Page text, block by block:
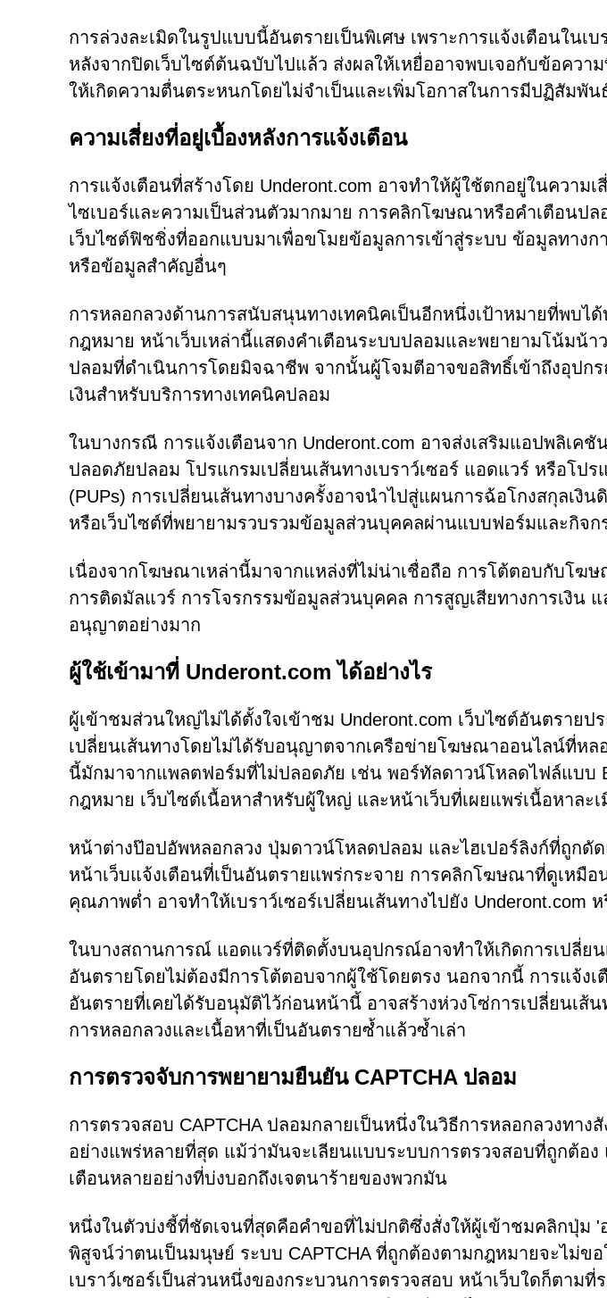
การล่วงละเมิดในรูปแบบนี้อันตรายเป็นพิเศษ เพราะการแจ้งเตือนในเ
หลังจากปิดเว็บไซต์ต้นฉบับไปแล้ว ส่งผลให้เหยื่ออาจพบเจอกับข้อควา
ให้เกิดความตื่นตระหนกโดยไม่จำเป็นและเพิ่มโอกาสในการมีปฏิสัมพั
ความเสี่ยงที่อยู่เบื้องหลังการแจ้งเตือน
การแจ้งเตือนที่สร้างโดย Underont.com อาจทำให้ผู้ใช้ตกอยู่ในความ
ไซเบอร์และความเป็นส่วนตัวมากมาย การคลิกโฆษณาหรือคำเตือนปล
เว็บไซต์ฟิชชิ่งที่ออกแบบมาเพื่อขโมยข้อมูลการเข้าสู่ระบบ ข้อมูลทางก
หรือข้อมูลสำคัญอื่นๆ
การหลอกลวงด้านการสนับสนุนทางเทคนิคเป็นอีกหนึ่งเป้าหมายที่พบไ
กฎหมาย หน้าเว็บเหล่านี้แสดงคำเตือนระบบปลอมและพยายามโน้มน้
ปลอมที่ดำเนินการโดยมิจฉาชีพ จากนั้นผู้โจมตีอาจขอสิทธิ์เข้าถึงอุปกร
เงินสำหรับบริการทางเทคนิคปลอม
ในบางกรณี การแจ้งเตือนจาก Underont.com อาจส่งเสริมแอปพลิเค
ปลอดภัยปลอม โปรแกรมเปลี่ยนเส้นทางเบราว์เซอร์ แอดแวร์ หรือโป
(PUPs) การเปลี่ยนเส้นทางบางครั้งอาจนำไปสู่แผนการฉ้อโกงสกุลเงิ
หรือเว็บไซต์ที่พยายามรวบรวมข้อมูลส่วนบุคคลผ่านแบบฟอร์มและกิจก
เนื่องจากโฆษณาเหล่านี้มาจากแหล่งที่ไม่น่าเชื่อถือ การโต้ตอบกับโฆษ
การติดมัลแวร์ การโจรกรรมข้อมูลส่วนบุคคล การสูญเสียทางการเงิน
อนุญาตอย่างมาก
ผู้ใช้เข้ามาที่ Underont.com ได้อย่างไร
ผู้เข้าชมส่วนใหญ่ไม่ได้ตั้งใจเข้าชม Underont.com เว็บไซต์อันตรายป
เปลี่ยนเส้นทางโดยไม่ได้รับอนุญาตจากเครือข่ายโฆษณาออนไลน์ที่หลอ
นี้มักมาจากแพลตฟอร์มที่ไม่ปลอดภัย เช่น พอร์ทัลดาวน์โหลดไฟล์แบบ
กฎหมาย เว็บไซต์เนื้อหาสำหรับผู้ใหญ่ และหน้าเว็บที่เผยแพร่เนื้อหาละ
หน้าต่างป๊อปอัพหลอกลวง ปุ่มดาวน์โหลดปลอม และไฮเปอร์ลิงก์ที่ถูกดั
หน้าเว็บแจ้งเตือนที่เป็นอันตรายแพร่กระจาย การคลิกโฆษณาที่ดูเหมื
คุณภาพต่ำ อาจทำให้เบราว์เซอร์เปลี่ยนเส้นทางไปยัง Underont.com
ในบางสถานการณ์ แอดแวร์ที่ติดตั้งบนอุปกรณ์อาจทำให้เกิดการเปลี่ยน
อันตรายโดยไม่ต้องมีการโต้ตอบจากผู้ใช้โดยตรง นอกจากนี้ การแจ้ง
อันตรายที่เคยได้รับอนุมัติไว้ก่อนหน้านี้ อาจสร้างห่วงโซ่การเปลี่ยนเส้
การหลอกลวงและเนื้อหาที่เป็นอันตรายซ้ำแล้วซ้ำเล่า
การตรวจจับการพยายามยืนยัน CAPTCHA ปลอม
การตรวจสอบ CAPTCHA ปลอมกลายเป็นหนึ่งในวิธีการหลอกลวงทา
อย่างแพร่หลายที่สุด แม้ว่ามันจะเลียนแบบระบบการตรวจสอบที่ถูกต้
เตือนหลายอย่างที่บ่งบอกถึงเจตนาร้ายของพวกมัน
หนึ่งในตัวบ่งชี้ที่ชัดเจนที่สุดคือคำขอที่ไม่ปกติซึ่งสั่งให้ผู้เข้าชมคลิกปุ่ม '
พิสูจน์ว่าตนเป็นมนุษย์ ระบบ CAPTCHA ที่ถูกต้องตามกฎหมายจะไม่ขอ
เบราว์เซอร์เป็นส่วนหนึ่งของกระบวนการตรวจสอบ หน้าเว็บใดก็ตามที่